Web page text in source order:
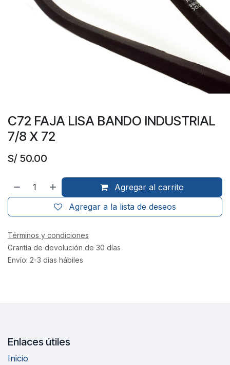
C72 FAJA LISA BANDO INDUSTRIAL
7/8 X 72
S/ 50.00
Agregar al carrito
Agregar a la lista de deseos
Términos y condiciones
Grantía de devolución de 30 días
Envío: 2-3 días hábiles
Enlaces útiles
Inicio